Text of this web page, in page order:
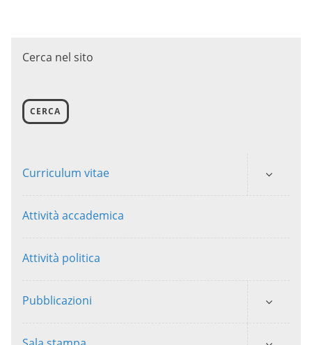
Cerca nel sito
CERCA
Curriculum vitae
Attività accademica
Attività politica
Pubblicazioni